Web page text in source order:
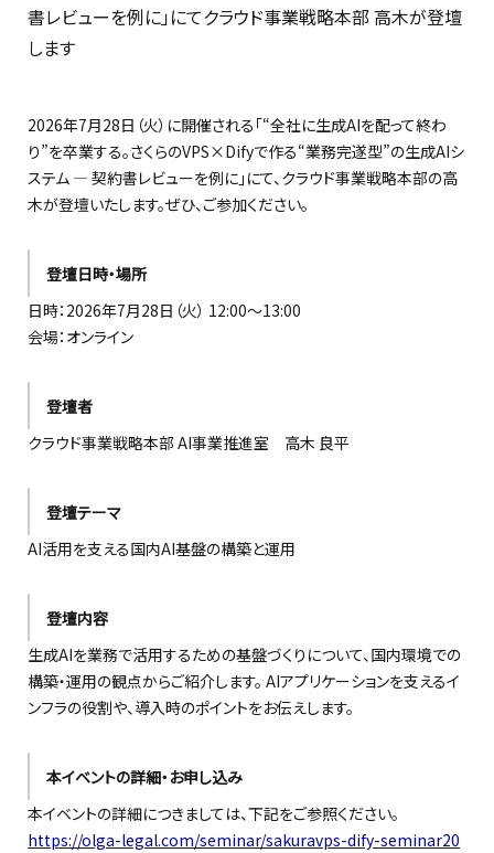
書レビューを例に」にてクラウド事業戦略本部 高木が登壇
します
2026年7月28日（火）に開催される「“全社に生成AIを配って終わ
り”を卒業する。さくらのVPS×Difyで作る“業務完遂型”の生成AIシ
ステム — 契約書レビューを例に」にて、クラウド事業戦略本部の高
木が登壇いたします。ぜひ、ご参加ください。
登壇日時・場所
日時：2026年7月28日（火） 12:00～13:00
会場：オンライン
登壇者
クラウド事業戦略本部 AI事業推進室 高木 良平
登壇テーマ
AI活用を支える国内AI基盤の構築と運用
登壇内容
生成AIを業務で活用するための基盤づくりについて、国内環境での
構築・運用の観点からご紹介します。 AIアプリケーションを支えるイ
ンフラの役割や、導入時のポイントをお伝えします。
本イベントの詳細・お申し込み
本イベントの詳細につきましては、下記をご参照ください。
https://olga-legal.com/seminar/sakuravps-dify-seminar20